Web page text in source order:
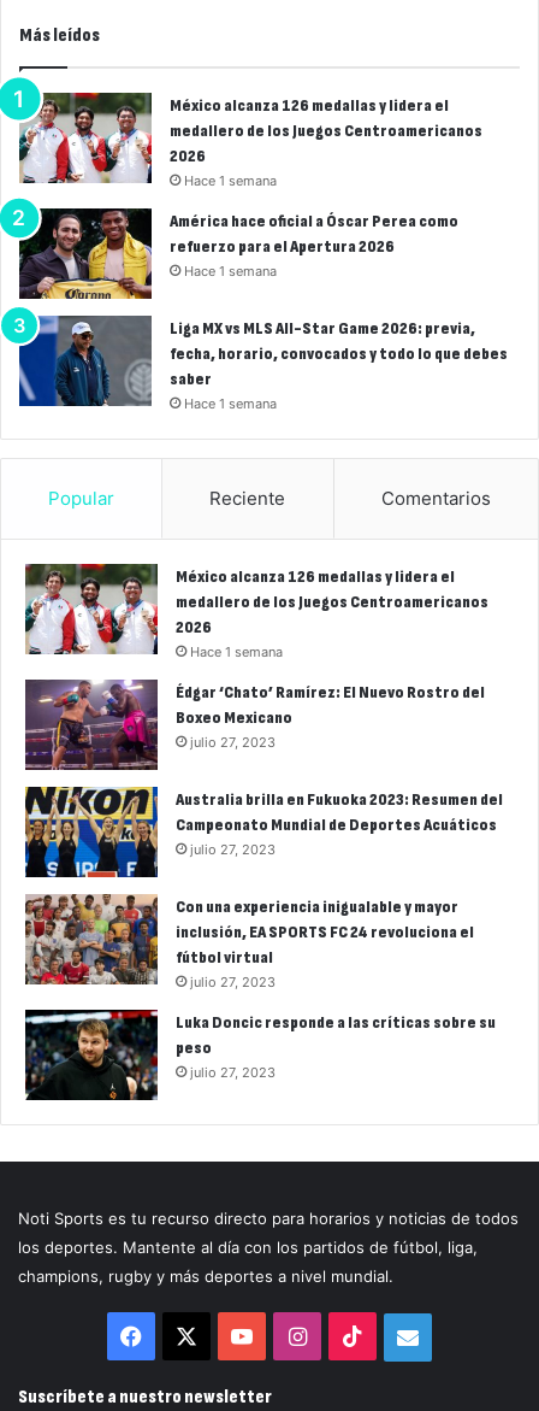
Más leídos
México alcanza 126 medallas y lidera el
medallero de los Juegos Centroamericanos
2026
Hace 1 semana
América hace oficial a Óscar Perea como
refuerzo para el Apertura 2026
Hace 1 semana
Liga MX vs MLS All-Star Game 2026: previa,
fecha, horario, convocados y todo lo que debes
saber
Hace 1 semana
Popular Reciente Comentarios
México alcanza 126 medallas y lidera el
medallero de los Juegos Centroamericanos
2026
Hace 1 semana
Édgar ‘Chato’ Ramírez: El Nuevo Rostro del
Boxeo Mexicano
julio 27, 2023
Australia brilla en Fukuoka 2023: Resumen del
Campeonato Mundial de Deportes Acuáticos
julio 27, 2023
Con una experiencia inigualable y mayor
inclusión, EA SPORTS FC 24 revoluciona el
fútbol virtual
julio 27, 2023
Luka Doncic responde a las críticas sobre su
peso
julio 27, 2023
Noti Sports es tu recurso directo para horarios y noticias de todos
los deportes. Mantente al día con los partidos de fútbol, liga,
champions, rugby y más deportes a nivel mundial.
Facebook YouTubeInstagram
TikTokCorreo
Suscríbete a nuestro newsletter